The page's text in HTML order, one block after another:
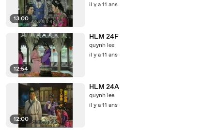
13:00
il y a 11 ans
12:54
HLM 24F
quynh lee
il y a 11 ans
12:00
HLM 24A
quynh lee
il y a 11 ans